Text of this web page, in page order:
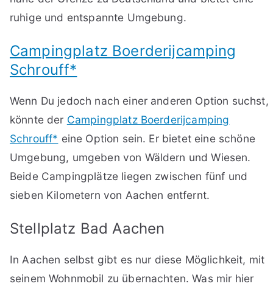
ruhige und entspannte Umgebung.
Campingplatz Boerderijcamping
Schrouff*
Wenn Du jedoch nach einer anderen Option suchst,
könnte der Campingplatz Boerderijcamping
Schrouff* eine Option sein. Er bietet eine schöne
Umgebung, umgeben von Wäldern und Wiesen.
Beide Campingplätze liegen zwischen fünf und
sieben Kilometern von Aachen entfernt.
Stellplatz Bad Aachen
In Aachen selbst gibt es nur diese Möglichkeit, mit
seinem Wohnmobil zu übernachten. Was mir hier